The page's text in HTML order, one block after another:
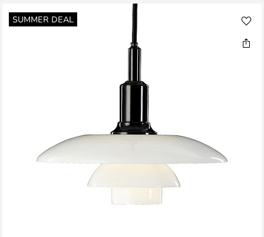
SUMMER DEAL
Saltar
al